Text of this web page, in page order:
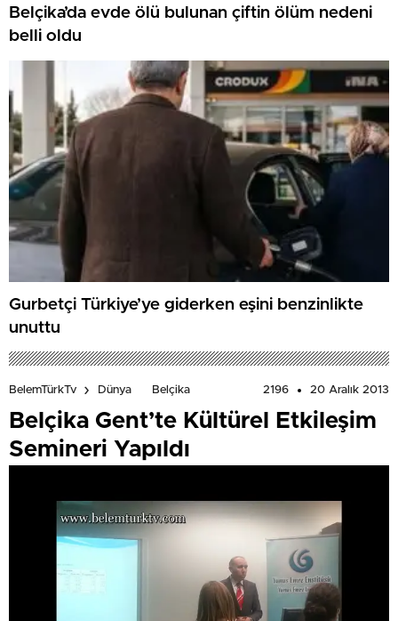
Belçika’da evde ölü bulunan çiftin ölüm nedeni
belli oldu
Gurbetçi Türkiye’ye giderken eşini benzinlikte
unuttu
BelemTürkTv Dünya Belçika 2196 20 Aralık 2013
Belçika Gent’te Kültürel Etkileşim
Semineri Yapıldı